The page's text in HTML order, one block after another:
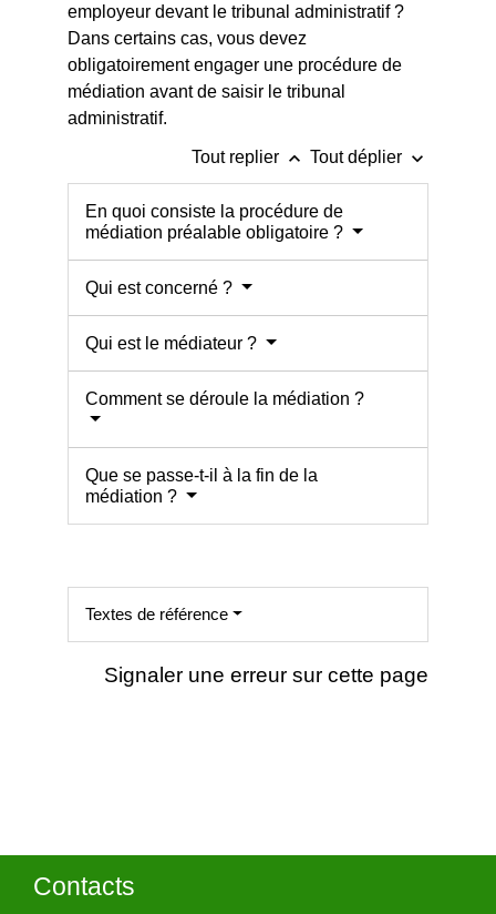
employeur devant le tribunal administratif ?
Dans certains cas, vous devez
obligatoirement engager une procédure de
médiation avant de saisir le tribunal
administratif.
Tout replier keyboard_arrow_up Tout déplier keyboard_arrow_down
En quoi consiste la procédure de
médiation préalable obligatoire ?
Qui est concerné ?
Qui est le médiateur ?
Comment se déroule la médiation ?
Que se passe-t-il à la fin de la
médiation ?
Textes de référence
Signaler une erreur sur cette page
Contacts